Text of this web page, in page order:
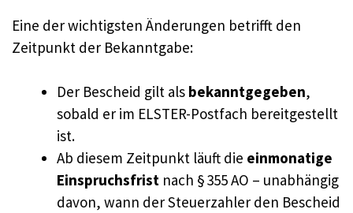
Eine der wichtigsten Änderungen betrifft den
Zeitpunkt der Bekanntgabe:
Der Bescheid gilt als bekanntgegeben,
sobald er im ELSTER-Postfach bereitgestellt
ist.
Ab diesem Zeitpunkt läuft die einmonatige
Einspruchsfrist nach § 355 AO – unabhängig
davon, wann der Steuerzahler den Bescheid